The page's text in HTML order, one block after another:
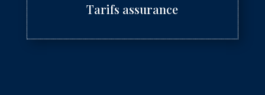
Tarifs assurance